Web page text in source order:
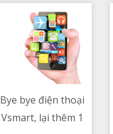
Bye bye điện thoại
Vsmart, lại thêm 1